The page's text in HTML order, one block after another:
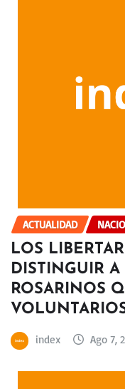
ACTUALIDAD
LOS
DISTINGUIR
ROSARINOS
index Ago 7,